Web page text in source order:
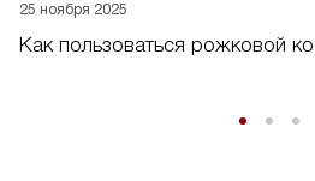
25 ноября 2025
Как пользоваться рожковой